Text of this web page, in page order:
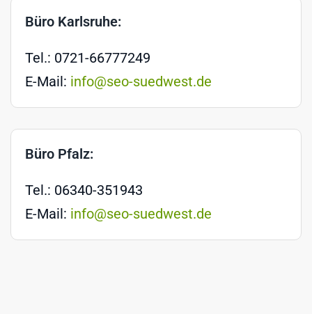
Büro Karlsruhe:
Tel.: 0721-66777249
E-Mail: info@seo-suedwest.de
Büro Pfalz:
Tel.: 06340-351943
E-Mail: info@seo-suedwest.de